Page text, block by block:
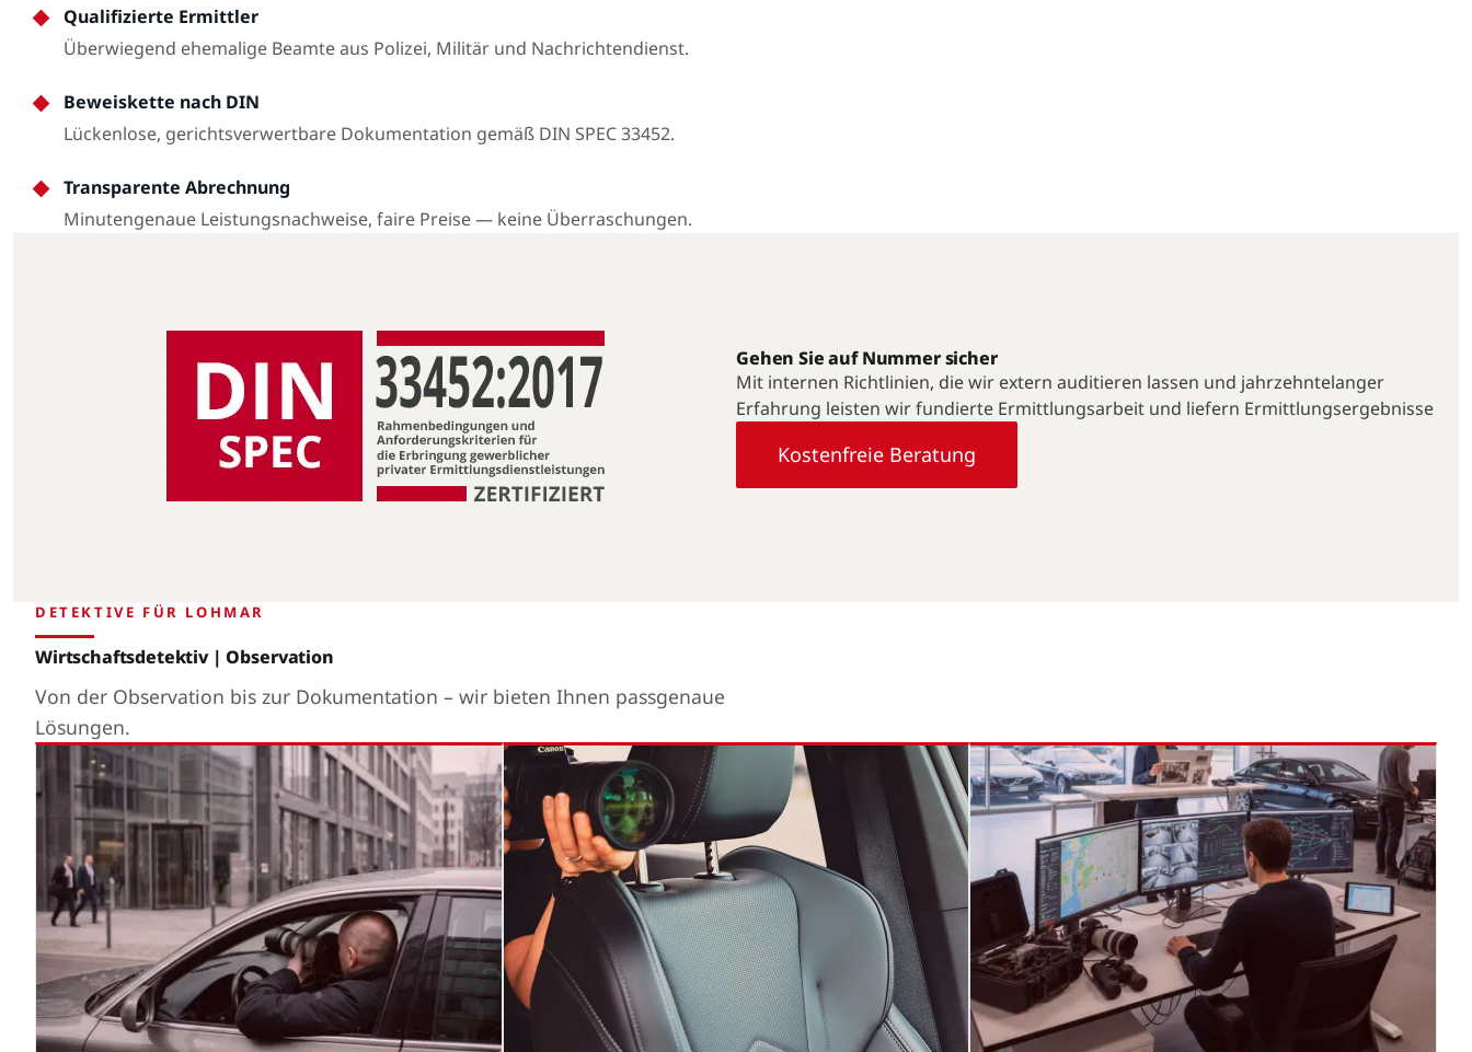
Qualifizierte Ermittler
Überwiegend ehemalige Beamte aus Polizei, Militär und Nachrichtendienst.
Beweiskette nach DIN
Lückenlose, gerichtsverwertbare Dokumentation gemäß DIN SPEC 33452.
Transparente Abrechnung
Minutengenaue Leistungsnachweise, faire Preise — keine Überraschungen.
Gehen Sie auf Nummer sicher
Mit internen Richtlinien, die wir extern auditieren lassen und jahrzehntelanger
Erfahrung leisten wir fundierte Ermittlungsarbeit und liefern Ermittlungsergebnisse
Kostenfreie Beratung
DETEKTIVE FÜR LOHMAR
Wirtschaftsdetektiv | Observation
Von der Observation bis zur Dokumentation – wir bieten Ihnen passgenaue
Lösungen.